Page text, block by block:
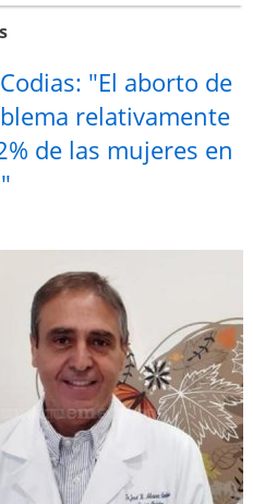
"El aborto de
relativamente
de las mujeres en